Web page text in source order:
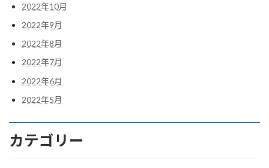
2022年10月
2022年9月
2022年8月
2022年7月
2022年6月
2022年5月
カテゴリー